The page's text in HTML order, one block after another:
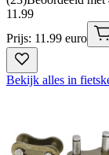
11 .99
Prijs: 11.99 euro
Bekijk alles in